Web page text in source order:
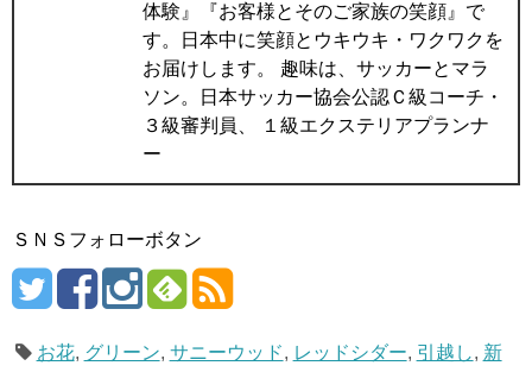
体験』『お客様とそのご家族の笑顔』で
す。日本中に笑顔とウキウキ・ワクワクを
お届けします。 趣味は、サッカーとマラ
ソン。日本サッカー協会公認Ｃ級コーチ・
３級審判員、 １級エクステリアプランナ
ー
ＳＮＳフォローボタン
お花, グリーン, サニーウッド, レッドシダー, 引越し, 新